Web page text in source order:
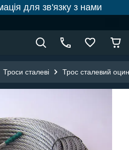
для зв'язку з нами
Троси сталеві Трос сталевий